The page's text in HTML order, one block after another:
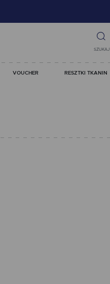
SZUKAJ
VOUCHER RESZTKI TKANIN